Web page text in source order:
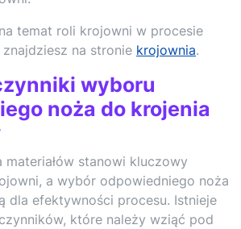
temat roli krojowni w procesie
na stronie krojownia.
wyboru
noża do krojenia
materiałów stanowi kluczowy
a wybór odpowiedniego noża
dla efektywności procesu. Istnieje
które należy wziąć pod